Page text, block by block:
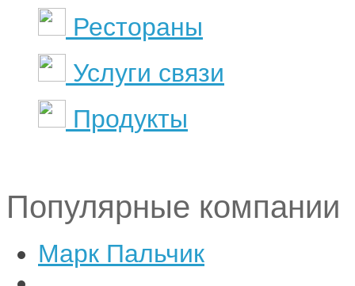
Рестораны
Услуги связи
Продукты
Популярные компании
Марк Пальчик